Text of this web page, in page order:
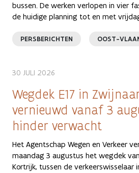
bussen. De werken verlopen in vier
de huidige planning tot en met
PERSBERICHTEN OOST-
30 JULI 2026
Wegdek E17 in
vernieuwd vanaf 3
hinder verwacht
Het Agentschap Wegen en Verkeer
maandag 3 augustus het wegdek
Kortrijk, tussen de verkeerswisselaar